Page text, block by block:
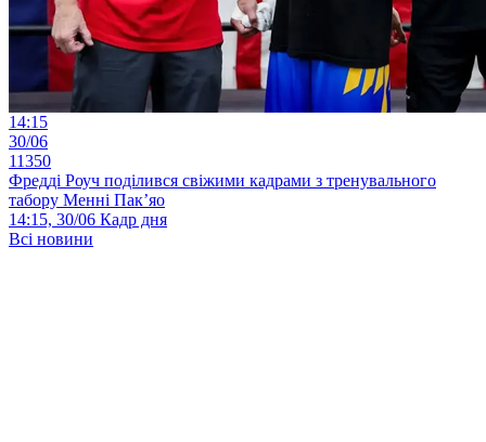
14:15
30/06
11350
Фредді Роуч поділився свіжими кадрами з тренувального
табору Менні Пак’яо
14:15, 30/06 Кадр дня
Всі новини